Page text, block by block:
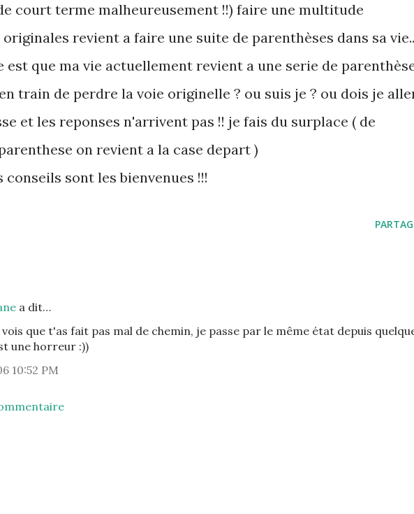
court terme malheureusement !!) faire une multitude
revient a faire une suite de parenthèses dans sa
est que ma vie actuellement revient a une serie de
train de perdre la voie originelle ? ou suis je ? ou dois je
et les reponses n'arrivent pas !! je fais du surplace ( de
on revient a la case depart )
conseils sont les bienvenues !!!
a dit…
vois que t'as fait pas mal de chemin, je passe par le même état depuis
une horreur :))
10:52 PM